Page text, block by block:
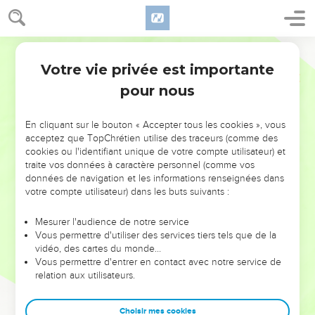
NE MANQUEZ PAS L’ÉVÉNEMENT
DE L’ANNÉE !
ET SI LEURS ERREURS POUVAIENT VOUS ÉVITER LES
VOTRES ?
leur foi ou leur vision. Mais on voit moins les doutes, les erreurs
et les saisons difficiles qu'ils ont traversés, alors même que ce
sont elles qui les ont façonnés.
Dans cette conférence, leaders, entrepreneurs, et responsables
clés pour avancer avec plus de sagesse afin que leurs erreurs
Votre vie privée est importante
pour nous
En cliquant sur le bouton « Accepter tous les cookies », vous
acceptez que TopChrétien utilise des traceurs (comme des
cookies ou l'identifiant unique de votre compte utilisateur) et
traite vos données à caractère personnel (comme vos
données de navigation et les informations renseignées dans
votre compte utilisateur) dans les buts suivants :
Mesurer l'audience de notre service
Vous permettre d'utiliser des services tiers tels que de la
vidéo, des cartes du monde…
Vous permettre d'entrer en contact avec notre service de
relation aux utilisateurs.
Choisir mes cookies